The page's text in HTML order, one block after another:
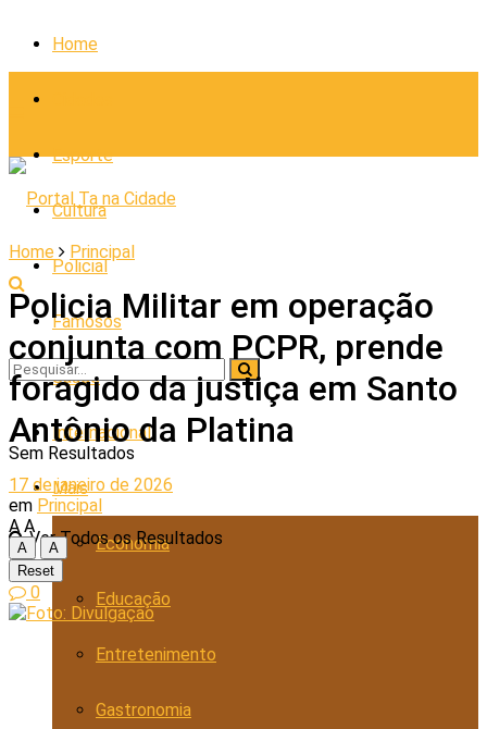
Home
Esporte
Cultura
Policial
Famosos
Saúde
Internacional
Mais
Economia
Educação
Entretenimento
Gastronomia
Sem Resultados
Ver Todos os Resultados
Home Principal
Policia Militar em operação
conjunta com PCPR, prende
foragido da justiça em Santo
Antônio da Platina
17 de janeiro de 2026
em Principal
A A
A
A
Reset
0